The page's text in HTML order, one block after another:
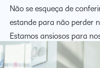
Não se esqueça de
estande para não perder
Estamos ansiosos para
responder a quaisquer